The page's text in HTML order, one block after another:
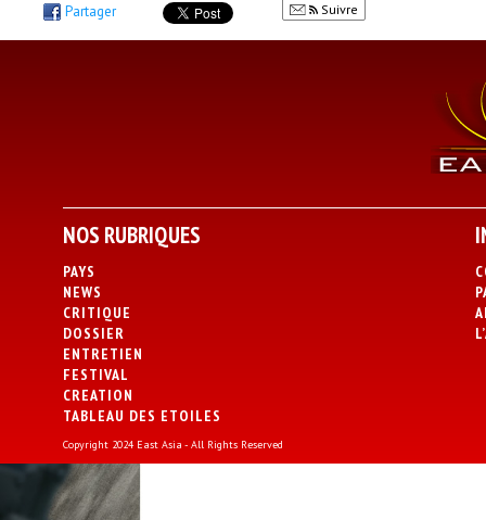
Partager Suivre
NOS RUBRIQUES
PAYS
NEWS
CRITIQUE
DOSSIER
ENTRETIEN
FESTIVAL
CREATION
TABLEAU DES ETOILES
Copyright 2024 East Asia - All Rights Reserved